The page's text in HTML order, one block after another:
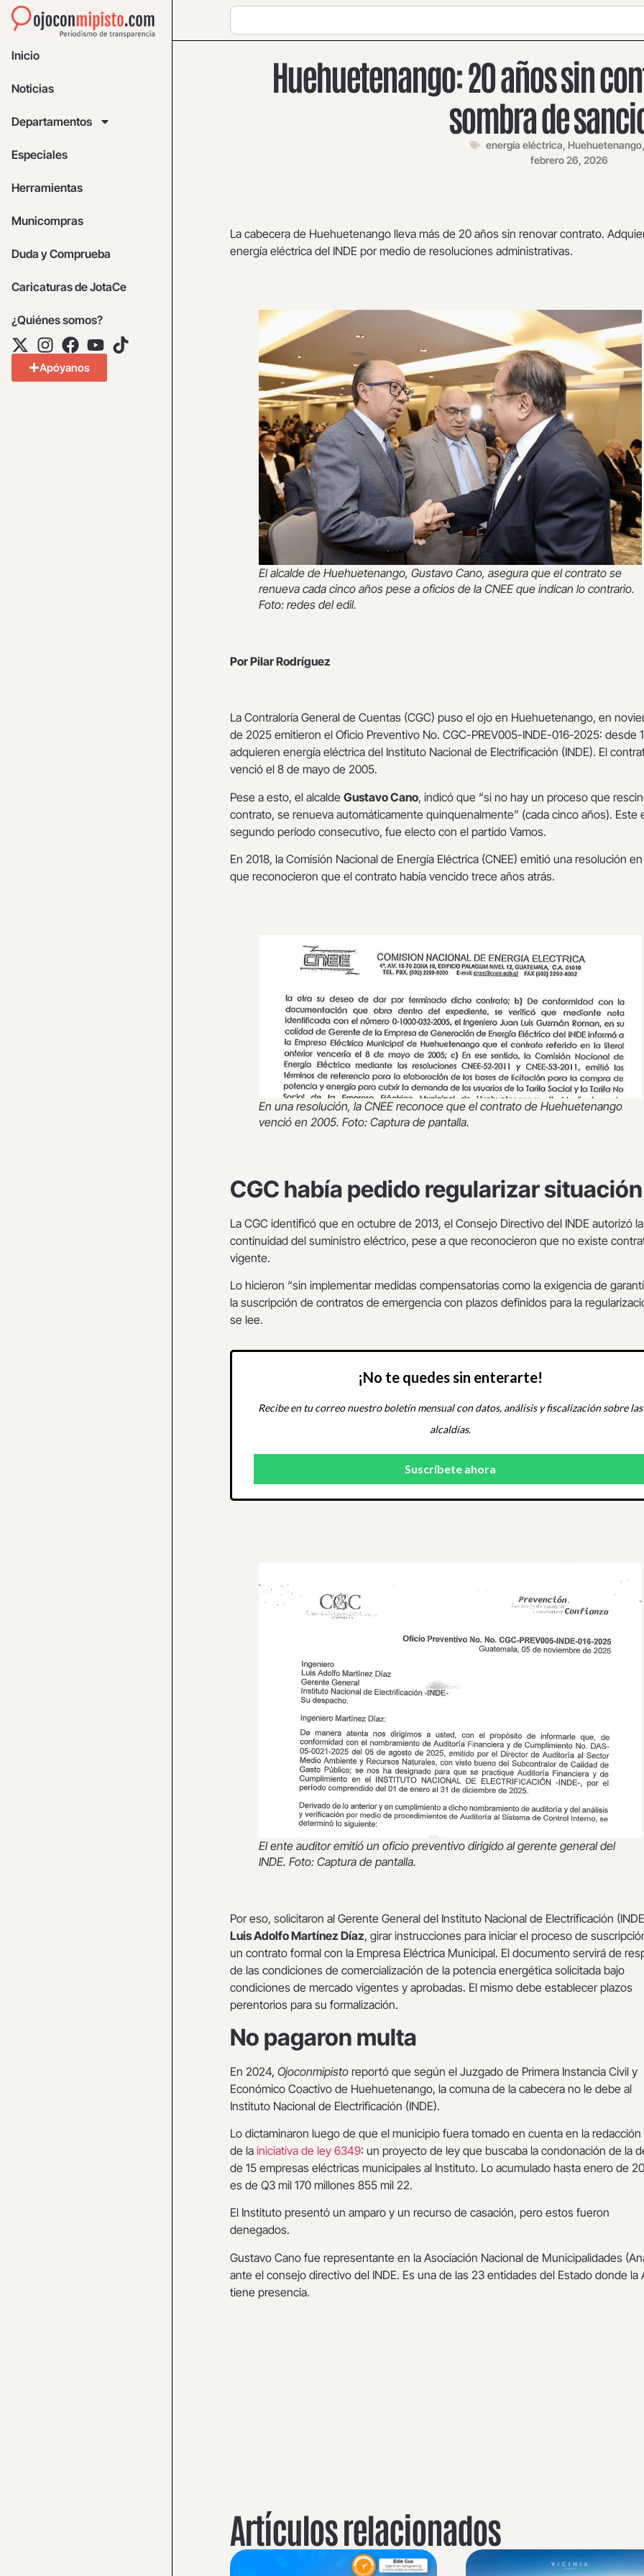
Inicio
Noticias
Departamentos
Especiales
Herramientas
Municompras
Duda y Comprueba
Caricaturas de JotaCe
¿Quiénes somos?
Apóyanos
Huehuetenango: 20 años sin
sombra de
energía eléctrica, Huehuetenango
febrero 26, 2026
La cabecera de Huehuetenango lleva más de 20 años sin renovar contrato.
energía eléctrica del INDE por medio de resoluciones administrativas.
El alcalde de Huehuetenango, Gustavo Cano, asegura que el contrato se
renueva cada cinco años pese a oficios de la CNEE que indican lo contrario.
Foto: redes del edil.
Por Pilar Rodríguez
La Contraloría General de Cuentas (CGC) puso el ojo en Huehuetenango, en
de 2025 emitieron el Oficio Preventivo No. CGC-PREV005-INDE-016-2025: desde
adquieren energía eléctrica del Instituto Nacional de Electrificación (INDE). El
venció el 8 de mayo de 2005.
Pese a esto, el alcalde Gustavo Cano, indicó que “si no hay un proceso que
contrato, se renueva automáticamente quinquenalmente” (cada cinco años). Este
segundo período consecutivo, fue electo con el partido Vamos.
En 2018, la Comisión Nacional de Energía Eléctrica (CNEE) emitió una resolución
que reconocieron que el contrato había vencido trece años atrás.
En una resolución, la CNEE reconoce que el contrato de Huehuetenango
venció en 2005. Foto: Captura de pantalla.
CGC había pedido regularizar situación
La CGC identificó que en octubre de 2013, el Consejo Directivo del INDE autorizó la
continuidad del suministro eléctrico, pese a que reconocieron que no existe
vigente.
Lo hicieron “sin implementar medidas compensatorias como la exigencia de
la suscripción de contratos de emergencia con plazos definidos para la
se lee.
¡No te quedes sin enterarte!
Recibe en tu correo nuestro boletín mensual con datos, análisis y fiscalización sobre las
alcaldías.
El ente auditor emitió un oficio preventivo dirigido al gerente general del
INDE. Foto: Captura de pantalla.
Por eso, solicitaron al Gerente General del Instituto Nacional de Electrificación
Luis Adolfo Martínez Díaz, girar instrucciones para iniciar el proceso de
un contrato formal con la Empresa Eléctrica Municipal. El documento servirá de
de las condiciones de comercialización de la potencia energética solicitada bajo
condiciones de mercado vigentes y aprobadas. El mismo debe establecer plazos
perentorios para su formalización.
No pagaron multa
En 2024, Ojoconmipisto reportó que según el Juzgado de Primera Instancia Civil y
Económico Coactivo de Huehuetenango, la comuna de la cabecera no le debe al
Instituto Nacional de Electrificación (INDE).
Lo dictaminaron luego de que el municipio fuera tomado en cuenta en la redacción
de la iniciativa de ley 6349: un proyecto de ley que buscaba la condonación de la
de 15 empresas eléctricas municipales al Instituto. Lo acumulado hasta enero de
es de Q3 mil 170 millones 855 mil 22.
El Instituto presentó un amparo y un recurso de casación, pero estos fueron
denegados.
Gustavo Cano fue representante en la Asociación Nacional de Municipalidades
ante el consejo directivo del INDE. Es una de las 23 entidades del Estado donde la
tiene presencia.
Artículos relacionados